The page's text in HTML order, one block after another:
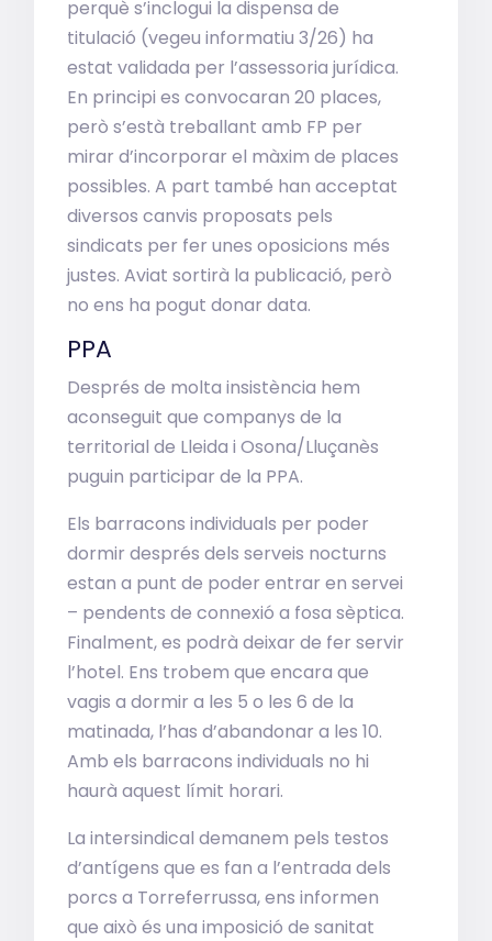
perquè s’inclogui la dispensa de
titulació (vegeu informatiu 3/26) ha
estat validada per l’assessoria jurídica.
En principi es convocaran 20 places,
però s’està treballant amb FP per
mirar d’incorporar el màxim de places
possibles. A part també han acceptat
diversos canvis proposats pels
sindicats per fer unes oposicions més
justes. Aviat sortirà la publicació, però
no ens ha pogut donar data.
PPA
Després de molta insistència hem
aconseguit que companys de la
territorial de Lleida i Osona/Lluçanès
puguin participar de la PPA.
Els barracons individuals per poder
dormir després dels serveis nocturns
estan a punt de poder entrar en servei
– pendents de connexió a fosa sèptica.
Finalment, es podrà deixar de fer servir
l’hotel. Ens trobem que encara que
vagis a dormir a les 5 o les 6 de la
matinada, l’has d’abandonar a les 10.
Amb els barracons individuals no hi
haurà aquest límit horari.
La intersindical demanem pels testos
d’antígens que es fan a l’entrada dels
porcs a Torreferrussa, ens informen
que això és una imposició de sanitat